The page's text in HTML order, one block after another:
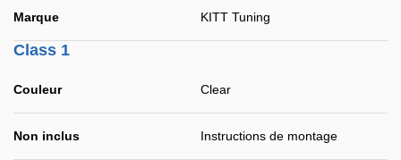
Marque KITT Tuning
Class 1
Couleur Clear
Non inclus Instructions de montage